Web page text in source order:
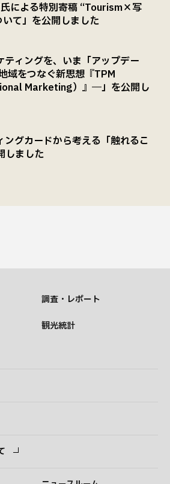
による特別寄稿 “Tourism×写
て」を公開しました
ティングを、いま「アップデー
域をつなぐ新思想『TPM
Marketing）』―」を公開し
ングカードから考える「触れるこ
しました
調査・レポート
観光統計